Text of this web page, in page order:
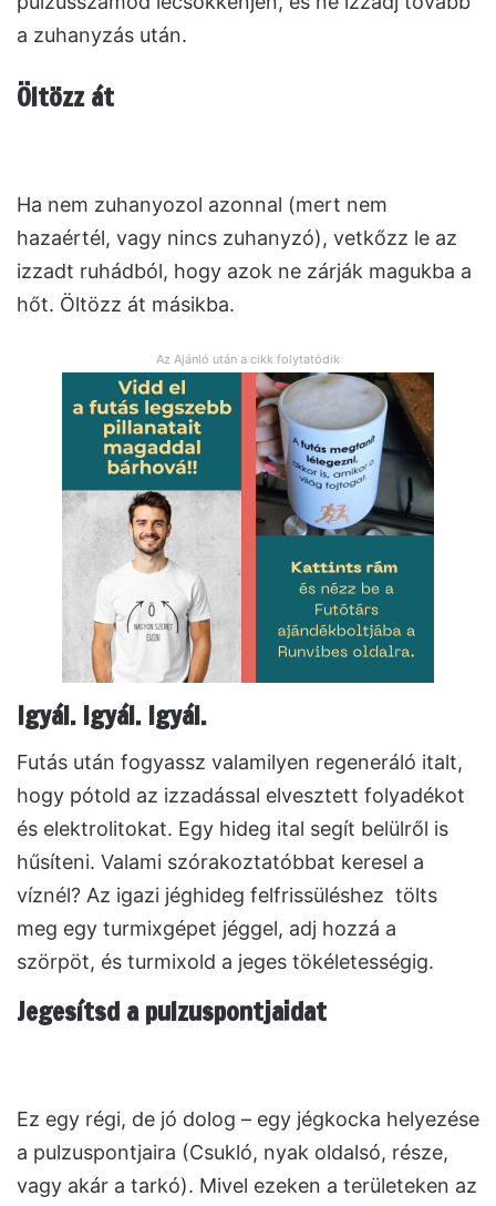
a zuhanyzás után.
Öltözz át
Ha nem zuhanyozol azonnal (mert nem
hazaértél, vagy nincs zuhanyzó), vetkőzz le az
izzadt ruhádból, hogy azok ne zárják magukba a
hőt. Öltözz át másikba.
Az Ajánló után a cikk folytatódik
Igyál. Igyál. Igyál.
Futás után fogyassz valamilyen regeneráló italt,
hogy pótold az izzadással elvesztett folyadékot
és elektrolitokat. Egy hideg ital segít belülről is
hűsíteni. Valami szórakoztatóbbat keresel a
víznél? Az igazi jéghideg felfrissüléshez tölts
meg egy turmixgépet jéggel, adj hozzá a
szörpöt, és turmixold a jeges tökéletességig.
Jegesítsd a pulzuspontjaidat
Ez egy régi, de jó dolog – egy jégkocka helyezése
a pulzuspontjaira (Csukló, nyak oldalsó, része,
vagy akár a tarkó). Mivel ezeken a területeken az